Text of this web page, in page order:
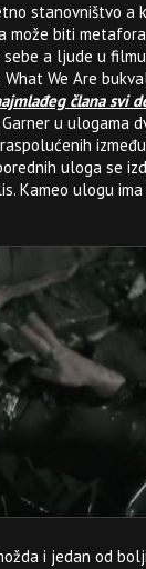
stanovništvo a
može biti
a ljude u
We Are
člana svi
u ulogama
uloga se
Kameo ulogu
i jedan od